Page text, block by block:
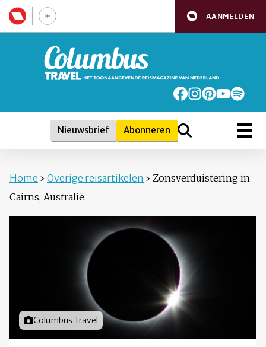
AANMELDEN
Nieuwsbrief Abonneren
Home › Overige reisartikelen › Zonsverduistering in
Cairns, Australië
Foto door
Columbus Travel